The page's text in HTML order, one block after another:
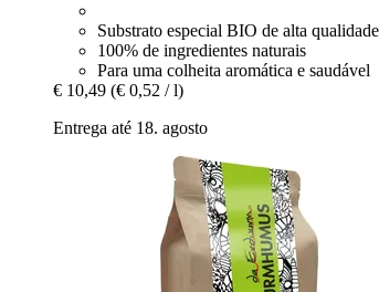
Substrato especial BIO de alta
100% de ingredientes naturais
Para uma colheita aromática e saudável
€ 10,49 (€ 0,52 / l)
Entrega até 18. agosto